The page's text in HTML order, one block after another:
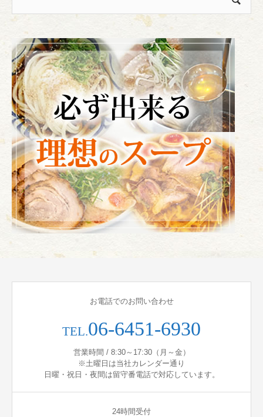
お電話でのお問い合わせ
TEL.06-6451-6930
営業時間 / 8:30～17:30（月～金）
※土曜日は当社カレンダー通り
日曜・祝日・夜間は留守番電話で対応しています。
24時間受付